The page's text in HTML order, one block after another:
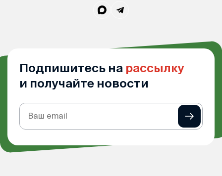
Подпишитесь на рассылку
и получайте новости
Подписка
на